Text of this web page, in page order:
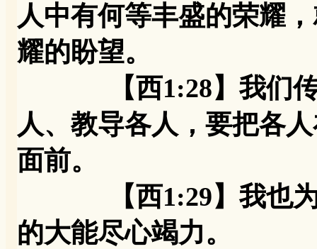
人中有何等丰盛的荣耀
耀的盼望。
【西1:28】我们传扬
人、教导各人，要把各
面前。
【西1:29】我也为此
的大能尽心竭力。